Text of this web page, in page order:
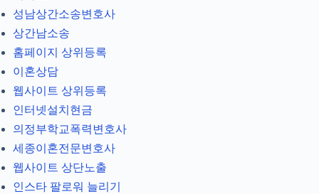
성남상간소송변호사
상간남소송
홈페이지 상위등록
이혼상담
웹사이트 상위등록
인터넷설치현금
의정부학교폭력변호사
세종이혼전문변호사
웹사이트 상단노출
인스타 팔로워 늘리기